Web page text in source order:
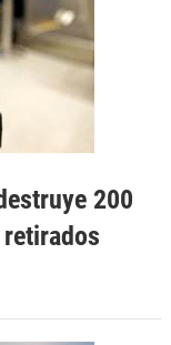
200